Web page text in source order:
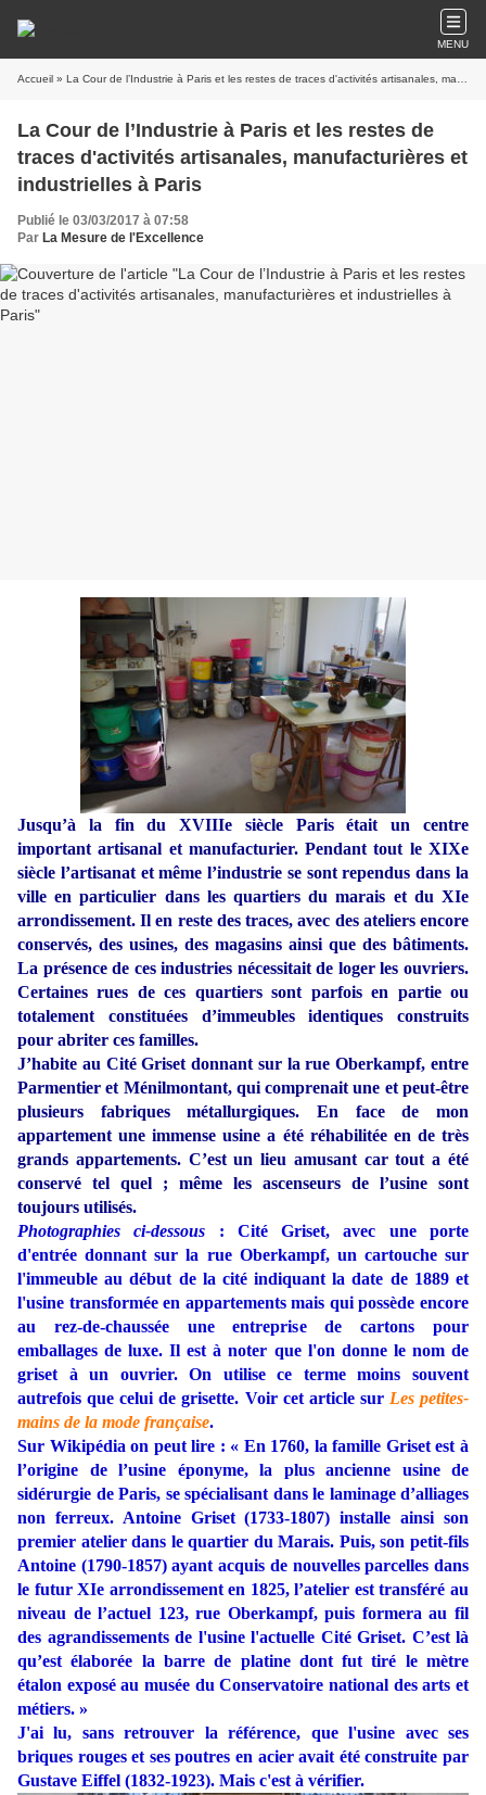
MENU
Accueil » La Cour de l’Industrie à Paris et les restes de traces d'activités artisanales, manufacturières et industrielles à Paris
La Cour de l’Industrie à Paris et les restes de
traces d'activités artisanales, manufacturières et
industrielles à Paris
Publié le 03/03/2017 à 07:58
Par La Mesure de l'Excellence
Jusqu’à la fin du XVIIIe siècle Paris était un centre
important artisanal et manufacturier. Pendant tout le XIXe
siècle l’artisanat et même l’industrie se sont rependus dans la
ville en particulier dans les quartiers du marais et du XIe
arrondissement. Il en reste des traces, avec des ateliers encore
conservés, des usines, des magasins ainsi que des bâtiments.
La présence de ces industries nécessitait de loger les ouvriers.
Certaines rues de ces quartiers sont parfois en partie ou
totalement constituées d’immeubles identiques construits
pour abriter ces familles.
J’habite au Cité Griset donnant sur la rue Oberkampf, entre
Parmentier et Ménilmontant, qui comprenait une et peut-être
plusieurs fabriques métallurgiques. En face de mon
appartement une immense usine a été réhabilitée en de très
grands appartements. C’est un lieu amusant car tout a été
conservé tel quel ; même les ascenseurs de l’usine sont
toujours utilisés.
Photographies ci-dessous : Cité Griset, avec une porte
d'entrée donnant sur la rue Oberkampf, un cartouche sur
l'immeuble au début de la cité indiquant la date de 1889 et
l'usine transformée en appartements mais qui possède encore
au rez-de-chaussée une entreprise de cartons pour
emballages de luxe. Il est à noter que l'on donne le nom de
griset à un ouvrier. On utilise ce terme moins souvent
autrefois que celui de grisette. Voir cet article sur Les petites-
mains de la mode française.
Sur Wikipédia on peut lire : « En 1760, la famille Griset est à
l’origine de l’usine éponyme, la plus ancienne usine de
sidérurgie de Paris, se spécialisant dans le laminage d’alliages
non ferreux. Antoine Griset (1733-1807) installe ainsi son
premier atelier dans le quartier du Marais. Puis, son petit-fils
Antoine (1790-1857) ayant acquis de nouvelles parcelles dans
le futur XIe arrondissement en 1825, l’atelier est transféré au
niveau de l’actuel 123, rue Oberkampf, puis formera au fil
des agrandissements de l'usine l'actuelle Cité Griset. C’est là
qu’est élaborée la barre de platine dont fut tiré le mètre
étalon exposé au musée du Conservatoire national des arts et
métiers. »
J'ai lu, sans retrouver la référence, que l'usine avec ses
briques rouges et ses poutres en acier avait été construite par
Gustave Eiffel (1832-1923). Mais c'est à vérifier.